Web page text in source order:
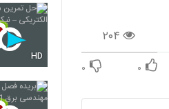
۲۰۴
۰ ۰
HD